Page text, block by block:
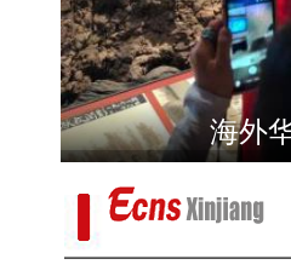
新疆轮台：车辆
台青走